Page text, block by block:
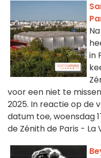
in
voor een niet te
2025. In reactie op de
datum toe, woensdag
de Zénith de Paris - La